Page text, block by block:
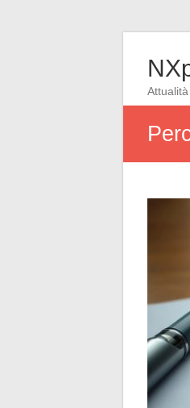
Attualità